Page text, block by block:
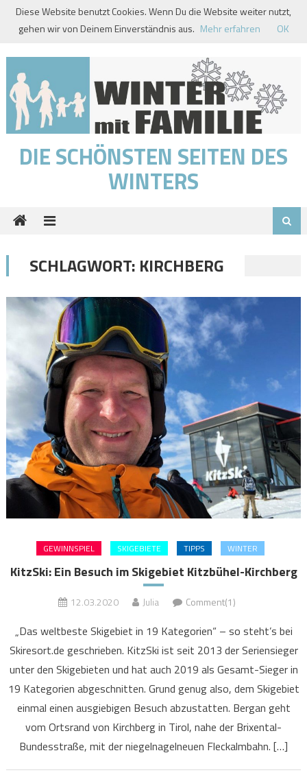
Skip
DIE SCHÖNSTEN SEITEN DES
WINTERS
SCHLAGWORT: KIRCHBERG
GEWINNSPIEL SKIGEBIETE TIPPS WINTER
KitzSki: Ein Besuch im Skigebiet Kitzbühel-Kirchberg
12.03.2020 Julia Comment(1)
„Das weltbeste Skigebiet in 19 Kategorien“ – so steht’s bei
Skiresort.de geschrieben. KitzSki ist seit 2013 der Seriensieger
unter den Skigebieten und hat auch 2019 als Gesamt-Sieger in
19 Kategorien abgeschnitten. Grund genug also, dem Skigebiet
einmal einen ausgiebigen Besuch abzustatten. Bergan geht
vom Ortsrand von Kirchberg in Tirol, nahe der Brixental-
Bundesstraße, mit der niegelnagelneuen Fleckalmbahn. […]
Diese Website benutzt Cookies. Wenn Du die Website weiter nutzt,
gehen wir von Deinem Einverständnis aus. Mehr erfahren OK